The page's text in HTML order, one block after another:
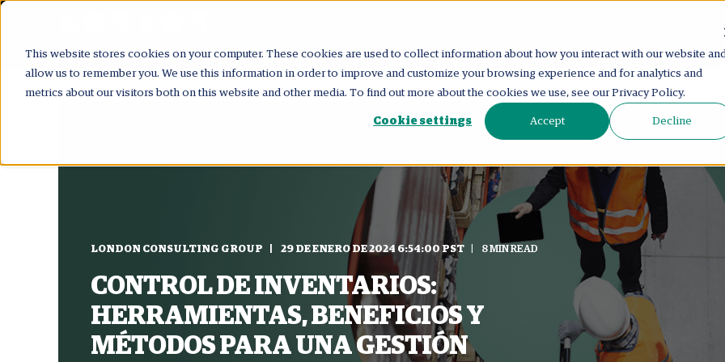
This website stores cookies on your computer. These cookies are used to collect information about how you interact with our website
allow us to remember you. We use this information in order to improve and customize your browsing experience and for analytics and
metrics about our visitors both on this website and other media. To find out more about the cookies we use, see our Privacy Policy.
Cookie settings Accept Decline
LONDON CONSULTING GROUP 29 DE ENERO DE 2024 6:54:00 PST 8 MIN READ
CONTROL DE INVENTARIOS:
HERRAMIENTAS, BENEFICIOS Y
MÉTODOS PARA UNA GESTIÓN